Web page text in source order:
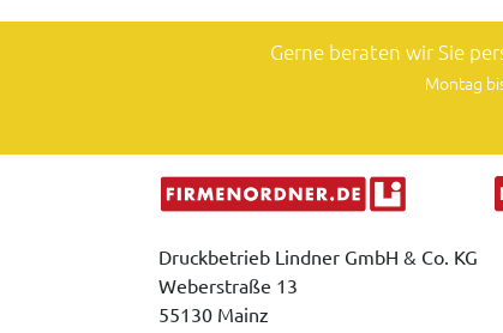
Gerne beraten wir Sie
Montag
Druckbetrieb Lindner GmbH & Co. KG
Weberstraße 13
55130 Mainz